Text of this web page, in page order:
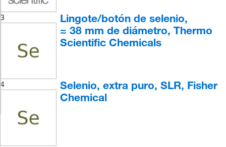
3
Lingote/botón de selenio,
≈ 38 mm de diámetro, Thermo
Scientific Chemicals
4
Selenio, extra puro, SLR, Fisher
Chemical